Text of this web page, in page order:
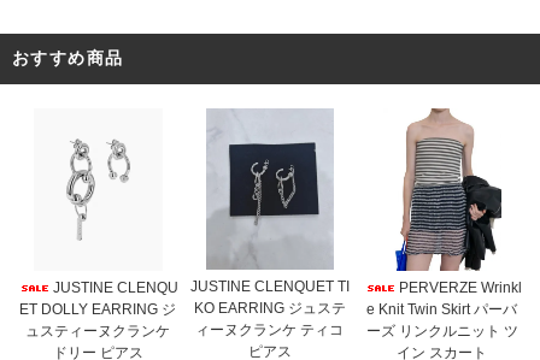
おすすめ商品
JUSTINE CLENQU
ET DOLLY EARRING ジ
ュスティーヌクランケ
ドリー ピアス
JUSTINE CLENQUET TI
KO EARRING ジュステ
ィーヌクランケ ティコ
ピアス
PERVERZE Wrinkl
e Knit Twin Skirt パーバ
ーズ リンクルニット ツ
イン スカート